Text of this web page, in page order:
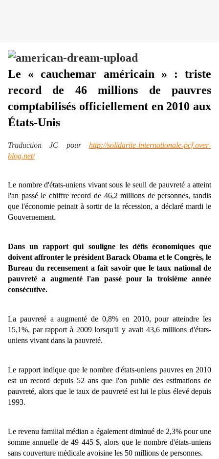
Le « cauchemar américain » : triste
record de 46 millions de pauvres
comptabilisés officiellement en 2010 aux
États-Unis
Traduction JC pour
http://solidarite-internationale-pcf.over-
blog.net/
Le nombre d'états-uniens vivant sous le seuil de pauvreté a atteint
l'an passé le chiffre record de 46,2 millions de personnes, tandis
que l'économie peinait à sortir de la récession, a déclaré mardi le
Gouvernement.
Dans un rapport qui souligne les défis économiques que
doivent affronter le président Barack Obama et le Congrès, le
Bureau du recensement a fait savoir que le taux national de
pauvreté a augmenté l'an passé pour la troisième année
consécutive.
La pauvreté a augmenté de 0,8% en 2010, pour atteindre les
15,1%, par rapport à 2009 lorsqu'il y avait 43,6 millions d'états-
uniens vivant dans la pauvreté.
Le rapport indique que le nombre d'états-uniens pauvres en 2010
est un record depuis 52 ans que l'on publie des estimations de
pauvreté, alors que le taux de pauvreté est lui le plus élevé depuis
1993.
Le revenu familial médian a également diminué de 2,3% pour une
somme annuelle de 49 445 $, alors que le nombre d'états-uniens
sans couverture médicale avoisine les 50 millions de personnes.